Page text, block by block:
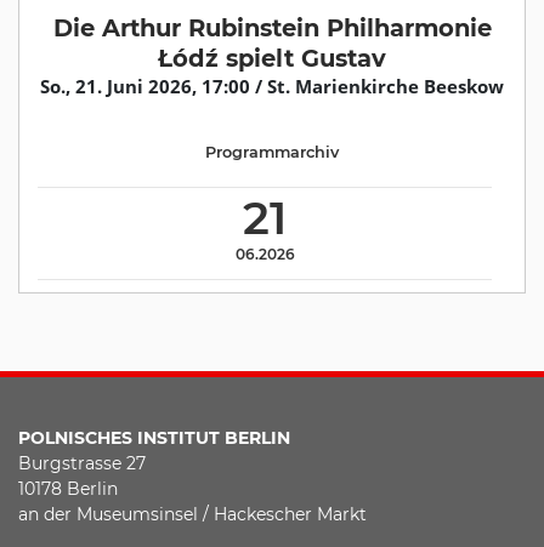
Die Arthur Rubinstein Philharmonie
Łódź spielt Gustav
So., 21. Juni 2026, 17:00 / St. Marienkirche Beeskow
21
06.2026
Programmarchiv
POLNISCHES INSTITUT BERLIN
Burgstrasse 27
10178 Berlin
an der Museumsinsel / Hackescher Markt